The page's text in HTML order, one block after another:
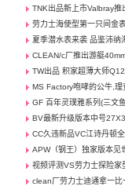
TNK出品新上市Valbray
劳力士海使型第一只间金
夏季潜水表来袭 品鉴沛纳
CLEAN/c厂推出游艇
TW出品 积家超薄大师
MS Factory咆哮的公牛,
GF 百年灵璞雅系列(三文
BV最新升级版本中号
CC久违新品VC江诗丹顿
APW（钢王）独家版本
视频评测VS劳力士探险
clean厂劳力士迪通拿一